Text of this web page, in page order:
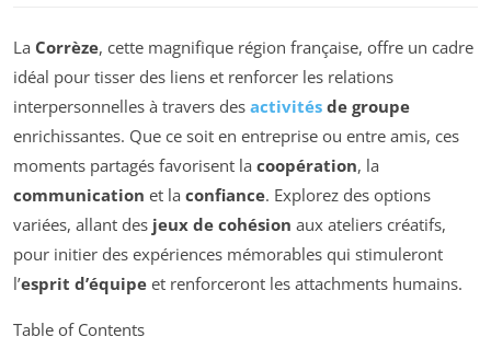
La Corrèze, cette magnifique région française, offre un cadre
idéal pour tisser des liens et renforcer les relations
interpersonnelles à travers des activités de groupe
enrichissantes. Que ce soit en entreprise ou entre amis, ces
moments partagés favorisent la coopération, la
communication et la confiance. Explorez des options
variées, allant des jeux de cohésion aux ateliers créatifs,
pour initier des expériences mémorables qui stimuleront
l’esprit d’équipe et renforceront les attachments humains.
Table of Contents